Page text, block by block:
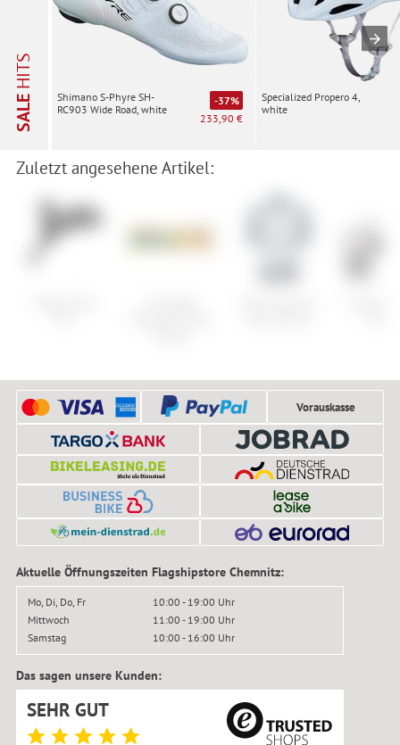
SALE
HITS
Shimano S-Phyre SH-
RC903 Wide Road, white
-37%
233,90 €
Specialized Propero 4,
white
Zuletzt angesehene Artikel:
Vorauskasse
Aktuelle Öffnungszeiten Flagshipstore Chemnitz:
Mo, Di, Do, Fr
10:00 - 19:00 Uhr
Mittwoch
11:00 - 19:00 Uhr
Samstag
10:00 - 16:00 Uhr
Das sagen unsere Kunden:
SEHR GUT